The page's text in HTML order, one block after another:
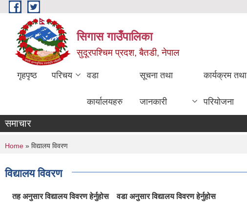
Skip to main content
सिगास गाउँपालिका
सुदूरपश्चिम प्रदश, बैतडी, नेपाल
गृहपृष्ठ परिचय वडा
कार्यालयहरु
सूचना तथा
जानकारी
कार्यक्रम तथा
परियोजना
समाचार
You are here
Home » विद्यालय विवरण
विद्यालय विवरण
तह अनुसार विद्यालय विवरण हेर्नुहोस वडा अनुसार विद्यालय विवरण हेर्नुहोस